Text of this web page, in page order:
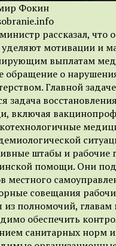
Фокин
рассказал, что
уделяют мотивации и
выплатам
обращение о
Главной
задача
включая
штабы и рабочие
помощи. Они
местного
совещания
из полномочий, главам
обеспечить
санитарных норм